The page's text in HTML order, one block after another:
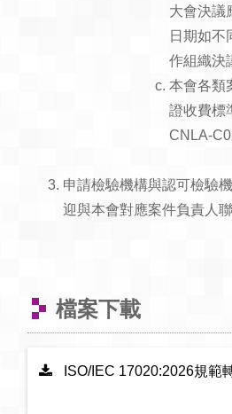
大會決議
日期如不
作組織決
本會各類
證收費標
CNLA-
申請檢驗機構與認可檢驗
迎與本會對應案件負責人
檔案下載
ISO/IEC 17020:2026規範